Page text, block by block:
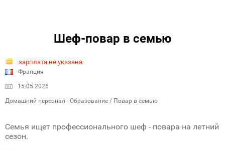
Шеф-повар в семью
зарплата не указана
Франция
15.05.2026
Домашний персонал - Образование / Повар в семью
Семья ищет профессионального шеф - повара на летний
сезон.